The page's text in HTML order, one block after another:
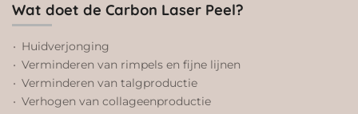
Wat doet de Carbon Laser Peel?
Huidverjonging
Verminderen van rimpels en fijne lijnen
Verminderen van talgproductie
Verhogen van collageenproductie